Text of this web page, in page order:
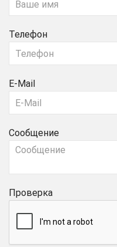
Телефон
E-Mail
Сообщение
Проверка